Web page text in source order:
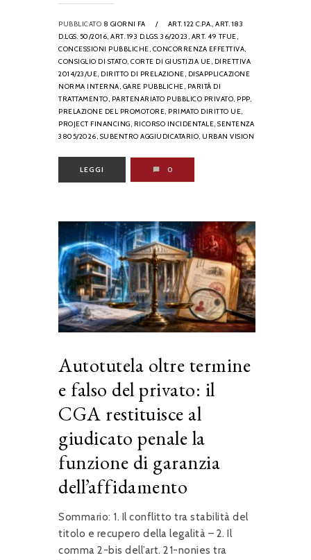
PUBBLICATO 8 GIORNI FA / ART. 122 C.P.A., ART. 183
D.LGS. 50/2016, ART. 193 D.LGS. 36/2023, ART. 49 TFUE,
CONCESSIONI PUBBLICHE, CONCORRENZA EFFETTIVA,
CONSIGLIO DI STATO, CORTE DI GIUSTIZIA UE, DIRETTIVA
2014/23/UE, DIRITTO DI PRELAZIONE, DISAPPLICAZIONE
NORMA INTERNA, GARE PUBBLICHE, PARITÀ DI
TRATTAMENTO, PARTENARIATO PUBBLICO PRIVATO, PPP,
PRELAZIONE DEL PROMOTORE, PRIMATO DIRITTO UE,
PROJECT FINANCING, RICORSO INCIDENTALE, SENTENZA
3805/2026, SUBENTRO AGGIUDICATARIO, URBAN VISION
LEGGI 0
Autotutela oltre termine
e falso del privato: il
CGA restituisce al
giudicato penale la
funzione di garanzia
dell’affidamento
Sommario: 1. Il conflitto tra stabilità del
titolo e recupero della legalità – 2. Il
comma 2-bis dell’art. 21-nonies tra